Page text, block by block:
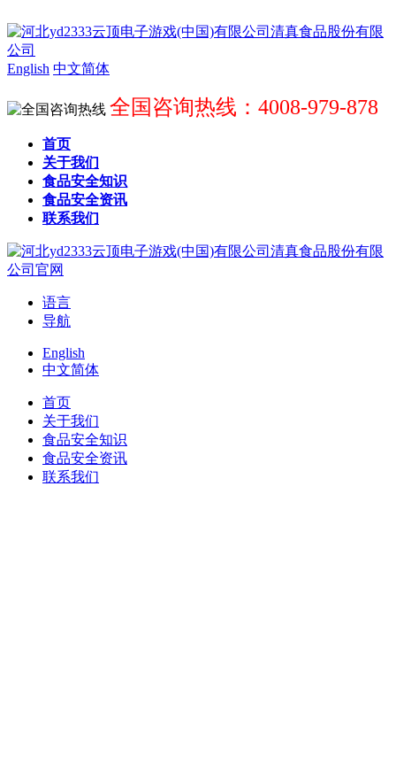
English 中文简体
全国咨询热线：4008-979-878
首页
关于我们
食品安全知识
食品安全资讯
联系我们
语言
导航
English
中文简体
首页
关于我们
食品安全知识
食品安全资讯
联系我们